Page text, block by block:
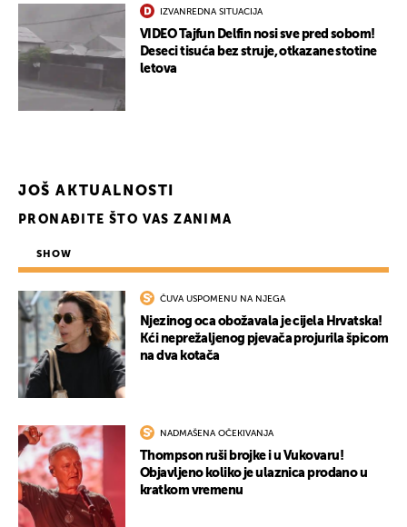
IZVANREDNA SITUACIJA
VIDEO Tajfun Delfin nosi sve pred sobom!
Deseci tisuća bez struje, otkazane stotine
letova
JOŠ AKTUALNOSTI
PRONAĐITE ŠTO VAS ZANIMA
SHOW
ČUVA USPOMENU NA NJEGA
Njezinog oca obožavala je cijela Hrvatska!
Kći neprežaljenog pjevača projurila špicom
na dva kotača
NADMAŠENA OČEKIVANJA
Thompson ruši brojke i u Vukovaru!
Objavljeno koliko je ulaznica prodano u
kratkom vremenu